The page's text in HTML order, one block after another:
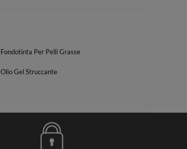
Fondotinta Per Pelli Grasse
Olio Gel Struccante